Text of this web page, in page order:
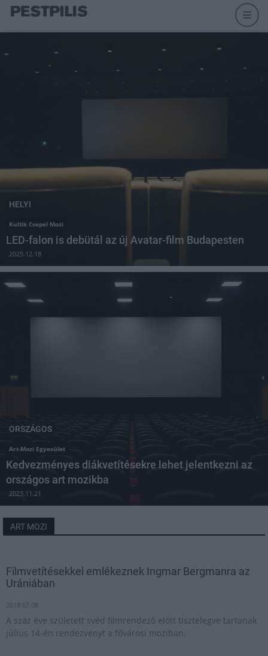
HELYI
Kultik Csepel Mozi
LED-falon is debütál az új Avatar-film Budapesten
2025.12.18
ORSZÁGOS
Art-Mozi Egyesület
Kedvezményes diákvetítésekre lehet jelentkezni az
országos art mozikba
2023.11.21
ART MOZI
Filmvetítésekkel emlékeznek Ingmar Bergmanra az
Urániában
2018.07.08
A száz éve született svéd filmrendező előtt tisztelegve tartanak
július 14-én rendezvényt a fővárosi moziban.